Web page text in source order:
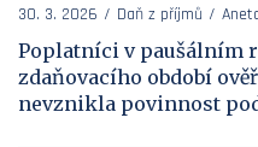
30. 3. 2026 Daň z příjmů
Poplatníci v paušálním
zdaňovacího období
nevznikla povinnost